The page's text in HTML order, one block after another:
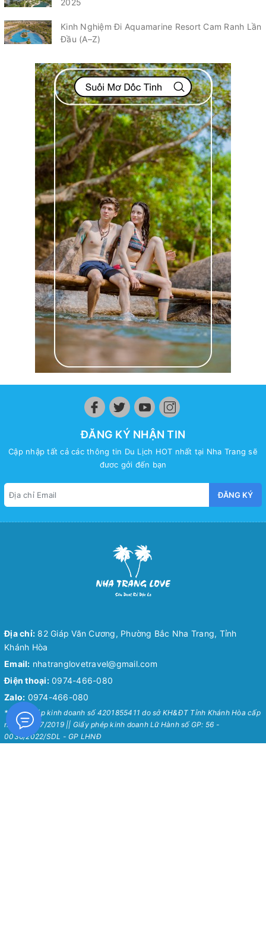
2025
Kinh Nghiệm Đi Aquamarine Resort Cam Ranh Lần
Đầu (A–Z)
ĐĂNG KÝ NHẬN TIN
Cập nhập tất cả các thông tin Du Lịch HOT nhất tại Nha Trang sẽ
đươc gởi đến bạn
ĐĂNG KÝ
Địa chỉ: 82 Giáp Văn Cương, Phường Bắc Nha Trang, Tỉnh
Khánh Hòa
Email: nhatranglovetravel@gmail.com
Điện thoại: 0974-466-080
Zalo: 0974-466-080
* Giấy phép kinh doanh số 4201855411 do sở KH&ĐT Tỉnh Khánh Hòa cấp
ngày 24/07/2019 || Giấy phép kinh doanh Lữ Hành số GP: 56 -
0036/2022/SDL - GP LHNĐ